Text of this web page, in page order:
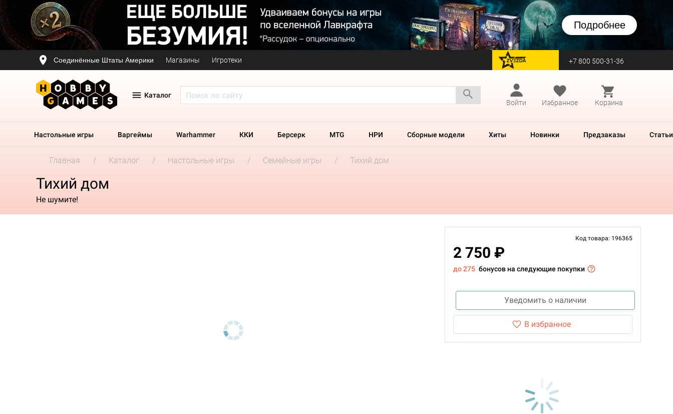
Подробнее
Соединённые Штаты Америки Магазины Игротеки перейти на Zvezda +7 800 500-31-36
Каталог
Войти
Избранное Корзина
Настольные игры Варгеймы Warhammer ККИ Берсерк MTG НРИ Сборные модели Хиты Новинки Предзаказы Статьи
Главная Каталог Настольные игры Семейные игры Тихий дом
Тихий дом
Не шумите!
Код товара: 196365
2 750 ₽
до 275 бонусов на следующие покупки
Уведомить о наличии
В избранное